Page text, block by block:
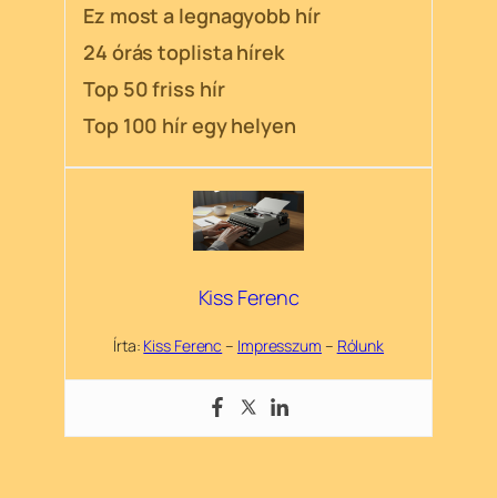
Ez most a legnagyobb hír
24 órás toplista hírek
Top 50 friss hír
Top 100 hír egy helyen
Kiss Ferenc
Írta: Kiss Ferenc – Impresszum – Rólunk